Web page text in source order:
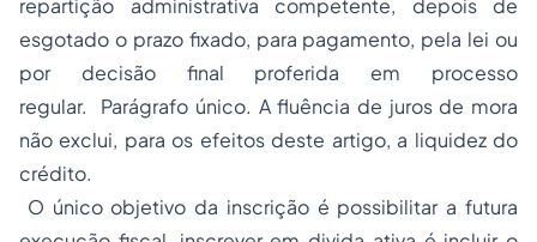
repartição administrativa competente, depois de
esgotado o prazo fixado, para pagamento, pela lei ou
por decisão final proferida em processo
regular. Parágrafo único. A fluência de juros de mora
não exclui, para os efeitos deste artigo, a liquidez do
crédito.
O único objetivo da inscrição é possibilitar a futura